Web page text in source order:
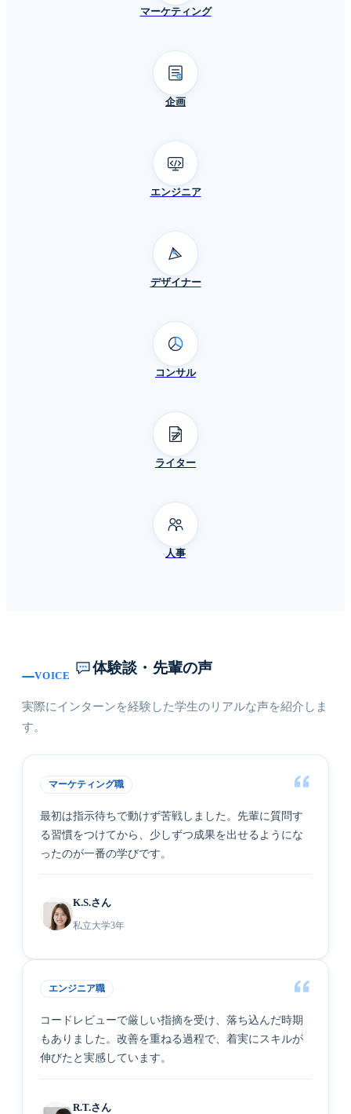
マーケティング
企画
エンジニア
デザイナー
コンサル
ライター
人事
VOICE
体験談・先輩の声
実際にインターンを経験した学生のリアルな声を紹介しま
す。
マーケティング職
最初は指示待ちで動けず苦戦しました。先輩に質問す
る習慣をつけてから、少しずつ成果を出せるようにな
ったのが一番の学びです。
K.S.さん
私立大学3年
エンジニア職
コードレビューで厳しい指摘を受け、落ち込んだ時期
もありました。改善を重ねる過程で、着実にスキルが
伸びたと実感しています。
R.T.さん